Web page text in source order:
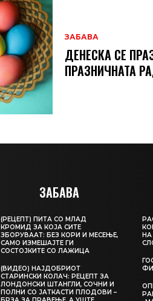
ЗАБАВА
ДЕНЕСКА СЕ
ПРАЗНИЧНАТА
ЗАБАВА
(РЕЦЕПТ) ПИТА СО МЛАД
КРОМИД ЗА КОЈА СИТЕ
ЗБОРУВААТ: БЕЗ КОРИ И МЕСЕЊЕ,
САМО ИЗМЕШАЈТЕ ГИ
СОСТОЈКИТЕ СО ЛАЖИЦА
(ВИДЕО) НАЈДОБРИОТ
СТАРИНСКИ КОЛАЧ: РЕЦЕПТ ЗА
ЛОНДОНСКИ ШТАНГЛИ, СОЧНИ И
ПОЛНИ СО ЈАТКАСТИ ПЛОДОВИ –